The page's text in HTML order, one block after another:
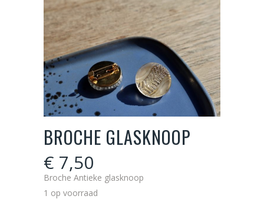
BROCHE GLASKNOOP
€ 7,50
Broche Antieke glasknoop
1 op voorraad